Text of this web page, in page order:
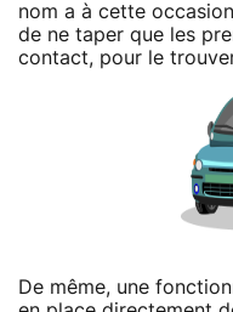
nom a à cette
de ne taper que les
contact, pour le
De même, une